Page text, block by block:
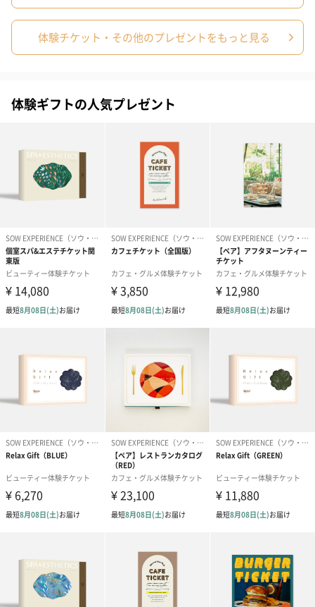
体験チケット・その他のプレゼントをもっと見る
体験ギフトの人気プレゼント